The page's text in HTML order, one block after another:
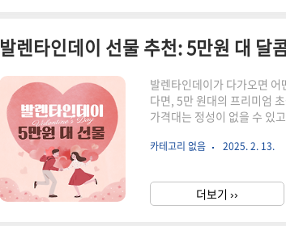
발렌타인데이 선물 추천: 5만원 대 달
발렌타인데이가 다가오면
다면, 5만 원대의 프리미엄
가격대는 정성이 없을 수 있
로가기 발렌타인데이 선물
특별한 간식 선물이 좋은 선
각 선물세트 (37,000원)경
카테고리 없음 2025. 2. 13.
더보기 ››